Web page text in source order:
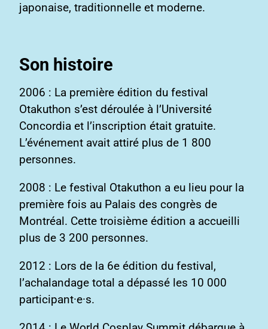
japonaise, traditionnelle et moderne.
Son histoire
2006 : La première édition du festival
Otakuthon s’est déroulée à l’Université
Concordia et l’inscription était gratuite.
L’événement avait attiré plus de 1 800
personnes.
2008 : Le festival Otakuthon a eu lieu pour la
première fois au Palais des congrès de
Montréal. Cette troisième édition a accueilli
plus de 3 200 personnes.
2012 : Lors de la 6e édition du festival,
l’achalandage total a dépassé les 10 000
participant·e·s.